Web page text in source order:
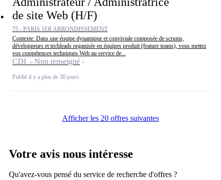
de site Web (H/F)
75 - PARIS 1ER ARRONDISSEMENT
Contexte: Dans une équipe dynamique et conviviale composée de scrums,
développeurs et techleads organisée en équipes produit (feature teams), vous mettez
vos compétences techniques Web au service de...
CDI - Non renseigné
Publié il y a plus de 30 jours
Afficher les 20 offres suivantes
Votre avis nous intéresse
Qu'avez-vous pensé du service de recherche d'offres ?